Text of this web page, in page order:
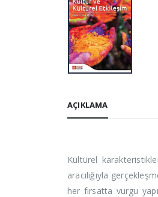
AÇIKLAMA
Kültürel
aracılığıyla
her fırsatta vurgu